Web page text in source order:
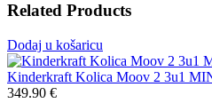
Related Products
Dodaj u košaricu
Kinderkraft Kolica Moov 2 3u1
349.90 €